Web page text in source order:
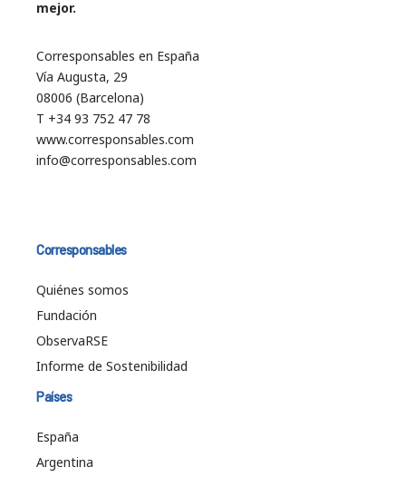
mejor.
Corresponsables en España
Vía Augusta, 29
08006 (Barcelona)
T +34 93 752 47 78
www.corresponsables.com
info@corresponsables.com
Corresponsables
Quiénes somos
Fundación
ObservaRSE
Informe de Sostenibilidad
Países
España
Argentina